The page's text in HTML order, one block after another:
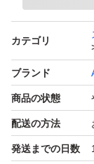
BIOS起動・
PCI Express・
LANポート・
各機能を確認済
発送前にも最終
■商品の状態
使用に伴うキズ
カテゴリ
ブランド
商品の状態
配送の方法
発送までの日数